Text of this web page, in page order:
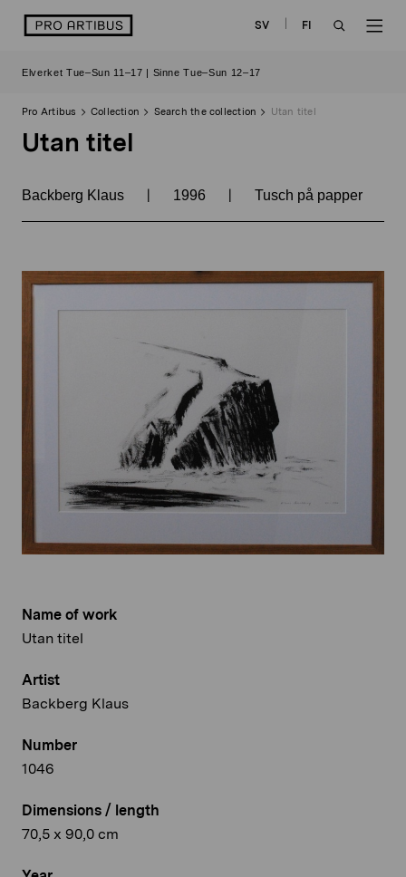
logo SV
FI
Elverket Tue–Sun 11–17 | Sinne Tue–Sun 12–17
Pro Artibus Collection Search the collection Utan titel
Utan titel
Backberg Klaus | 1996 | Tusch på papper
Name of work
Utan titel
Artist
Backberg Klaus
Number
1046
Dimensions / length
70,5 x 90,0 cm